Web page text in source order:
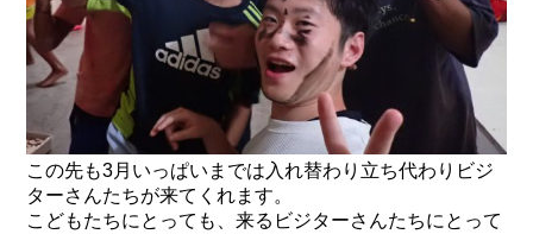
この先も3月いっぱいまでは入れ替わり立ち代わりビジ
ターさんたちが来てくれます。
こどもたちにとっても、来るビジターさんたちにとって